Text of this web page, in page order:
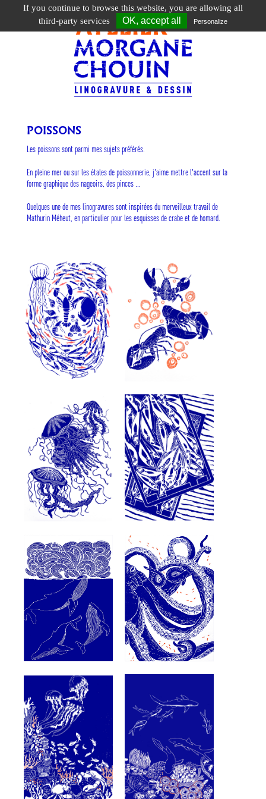
navigation
POISSONS
Les poissons sont parmi mes sujets préférés.
En pleine mer ou sur les étales de poissonnerie, j'aime mettre l'accent sur la
forme graphique des nageoirs, des pinces ...
Quelques une de mes linogravures sont inspirées du merveilleux travail de
Mathurin Méheut, en particulier pour les esquisses de crabe et de homard.
If you continue to browse this website, you are allowing all
third-party services
OK, accept all Personalize